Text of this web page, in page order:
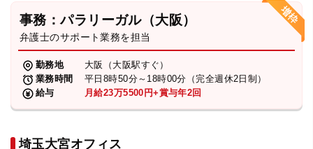
事務：パラリーガル（大阪）
弁護士のサポート業務を担当
勤務地
大阪（大阪駅すぐ）
業務時間
平日8時50分～18時00分（完全週休2日制）
給与
月給23万5500円+賞与年2回
埼玉大宮オフィス